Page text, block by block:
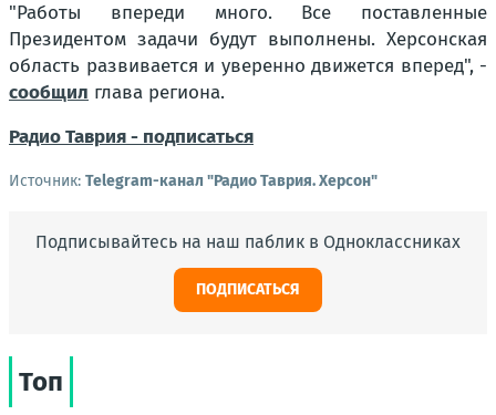
"Работы впереди много. Все поставленные
Президентом задачи будут выполнены. Херсонская
область развивается и уверенно движется вперед", -
сообщил глава региона.
Радио Таврия - подписаться
Источник: Telegram-канал "Радио Таврия. Херсон"
Подписывайтесь на наш паблик в Одноклассниках
ПОДПИСАТЬСЯ
Топ